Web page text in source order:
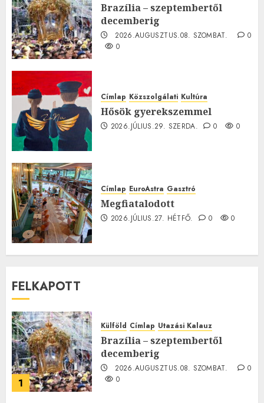
Brazília – szeptembertől
decemberig
2026.AUGUSZTUS.08. SZOMBAT.
0
0
Címlap Közszolgálati Kultúra
Hősök gyerekszemmel
2026.JÚLIUS.29. SZERDA. 0 0
Címlap EuroAstra Gasztró
Megfiatalodott
2026.JÚLIUS.27. HÉTFŐ. 0 0
FELKAPOTT
1
Külföld Címlap Utazási Kalauz
Brazília – szeptembertől
decemberig
2026.AUGUSZTUS.08. SZOMBAT.
0
0